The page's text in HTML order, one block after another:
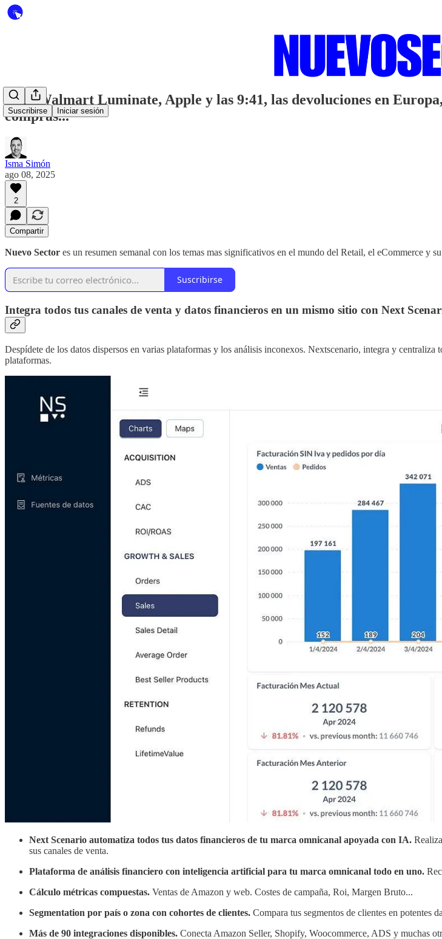
Suscribirse Iniciar sesión
#223 Walmart Luminate, Apple y las 9:41, las devoluciones en
compras...
Isma Simón
ago 08, 2025
2
Compartir
Nuevo Sector es un resumen semanal con los temas mas significativos en el mundo del Retail, el eCommerce
Suscribirse
Integra todos tus canales de venta y datos financieros en un mismo sitio con Next
Despídete de los datos dispersos en varias plataformas y los análisis inconexos. Nextscenario, integra y
plataformas.
Next Scenario automatiza todos tus datos financieros de tu marca omnicanal apoyada con IA.
sus canales de venta.
Plataforma de análisis financiero con inteligencia artificial para tu marca omnicanal todo en uno.
Cálculo métricas compuestas. Ventas de Amazon y web. Costes de campaña, Roi, Margen Bruto...
Segmentation por país o zona con cohortes de clientes. Compara tus segmentos de clientes en potentes
Más de 90 integraciones disponibles. Conecta Amazon Seller, Shopify, Woocommerce, ADS y muchas